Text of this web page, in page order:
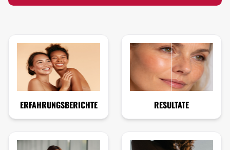
ERFAHRUNGSBERICHTE RESULTATE